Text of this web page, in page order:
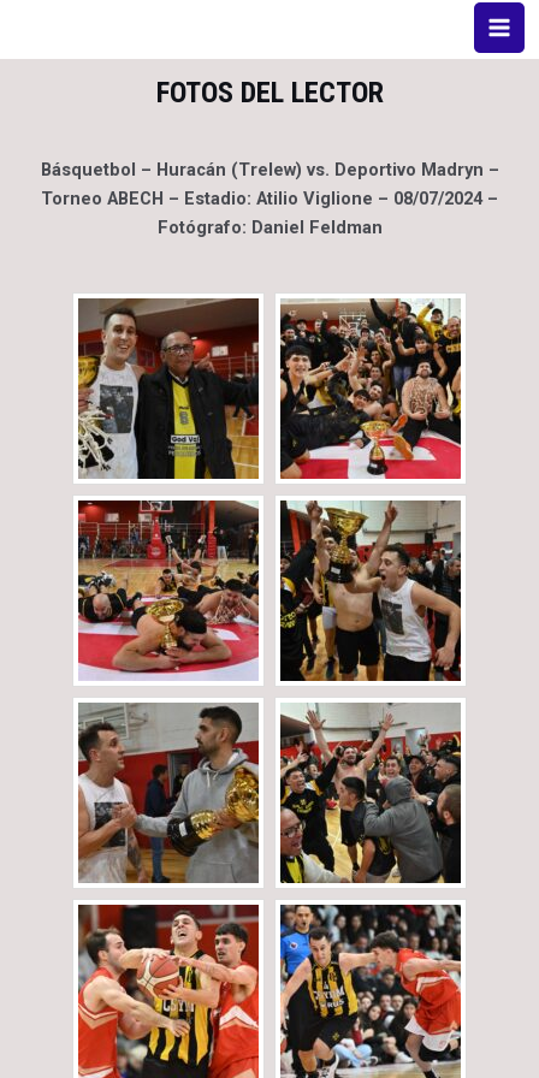
FOTOS DEL LECTOR
Básquetbol – Huracán (Trelew) vs. Deportivo Madryn –
Torneo ABECH – Estadio: Atilio Viglione – 08/07/2024 –
Fotógrafo: Daniel Feldman